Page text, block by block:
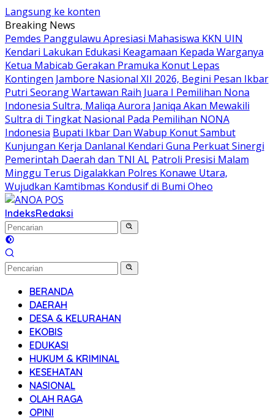
Langsung ke konten
Breaking News
Pemdes Panggulawu Apresiasi Mahasiswa KKN UIN
Kendari Lakukan Edukasi Keagamaan Kepada Warganya
Ketua Mabicab Gerakan Pramuka Konut Lepas
Kontingen Jambore Nasional XII 2026, Begini Pesan Ikbar
Putri Seorang Wartawan ‎Raih Juara I Pemilihan Nona
Indonesia Sultra, Maliqa Aurora Janiqa Akan Mewakili
Sultra di Tingkat Nasional Pada Pemilihan NONA
Indonesia Bupati Ikbar Dan Wabup Konut Sambut
Kunjungan Kerja Danlanal Kendari Guna Perkuat Sinergi
Pemerintah Daerah dan TNI AL Patroli Presisi Malam
Minggu Terus Digalakkan Polres Konawe Utara,
Wujudkan Kamtibmas Kondusif di Bumi Oheo
IndeksRedaksi
BERANDA
DAERAH
DESA & KELURAHAN
EKOBIS
EDUKASI
HUKUM & KRIMINAL
KESEHATAN
NASIONAL
OLAH RAGA
OPINI